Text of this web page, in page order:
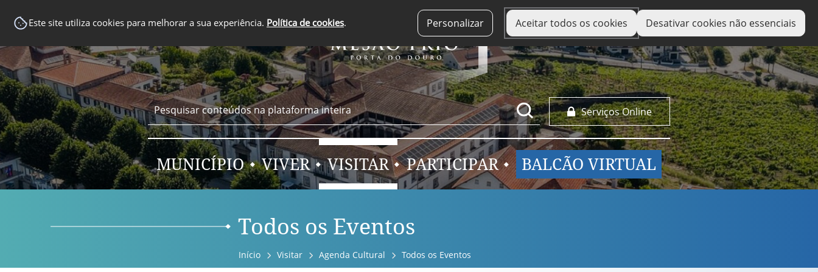
Este site utiliza cookies para melhorar a sua experiência. Política de cookies. Personalizar Aceitar todos os cookies Desativar cookies não essenciais
Serviços Online
MUNICÍPIO VIVER VISITAR PARTICIPAR BALCÃO VIRTUAL
Todos os Eventos
Início Visitar Agenda Cultural Todos os Eventos